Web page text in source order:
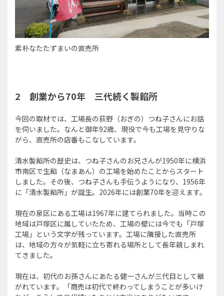
素朴なたたずまいの直売所
2 創業から70年 三代続く製餡所
今回の取材では、工場長の荻野（おぎの）つね子さんにお話
を伺いました。なんと御年92歳、現役で今も工場を見守りな
がら、直売所の店番もこなしています。
清水製餡所の歴史は、つね子さんのお兄さんが1950年に横浜
市南区で生餡（なまあん）の工場を始めたことからスタート
しました。その後、つね子さんも手伝うようになり、1956年
に「清水製餡所」が誕生。2026年には創業70年を迎えます。
現在の泉区にある工場は1967年に建てられました。当時この
地域は戸塚区に属していたため、工場の壁には今でも「戸塚
工場」という文字が残っています。工場に隣接した直売所
は、地域の方々が気軽に立ち寄れる場所として長年親しまれ
てきました。
現在は、初代のお孫さんにあたる健一さんが三代目として継
がれています。「商売は初代で終わってしまうことが多いけ